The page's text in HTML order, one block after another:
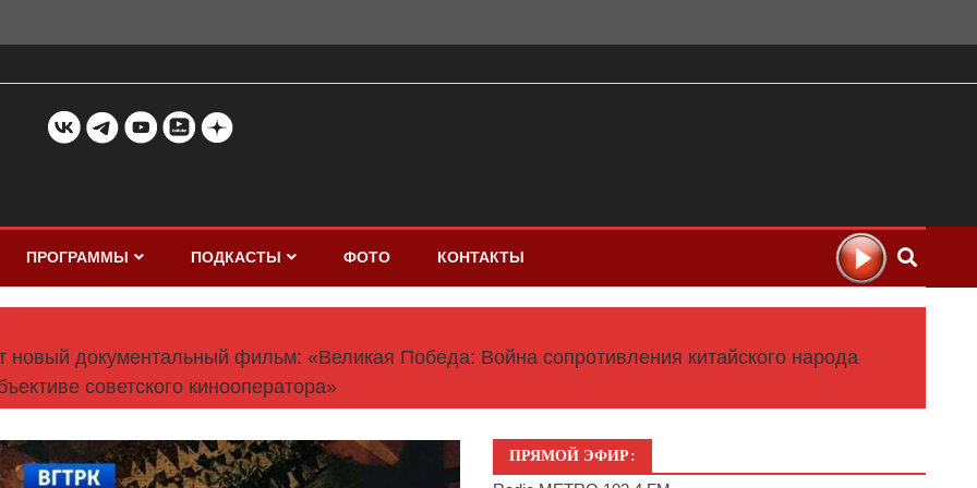
ПРОГРАММЫ ПОДКАСТЫ ФОТО КОНТАКТЫ
новый документальный фильм: «Великая Победа: Война сопротивления китайского народа
советского кинооператора»
ПРЯМОЙ ЭФИР: